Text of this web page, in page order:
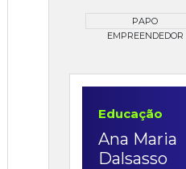
PAPO
EMPREENDEDOR
Educação
Ana Maria
Dalsasso